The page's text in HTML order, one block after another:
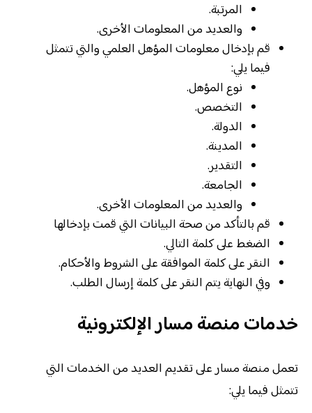
المرتبة.
والعديد من المعلومات الأخرى.
قم بإدخال معلومات المؤهل العلمي والتي تتمثل
فيما يلي:
نوع المؤهل.
التخصص.
الدولة.
المدينة.
التقدير.
الجامعة.
والعديد من المعلومات الأخرى.
قم بالتأكد من صحة البيانات التي قمت بإدخالها
الضغط على كلمة التالي.
النقر على كلمة الموافقة على الشروط والأحكام.
وفي النهاية يتم النقر على كلمة إرسال الطلب.
خدمات منصة مسار الإلكترونية
تعمل منصة مسار على تقديم العديد من الخدمات التي
تتمثل فيما يلي: